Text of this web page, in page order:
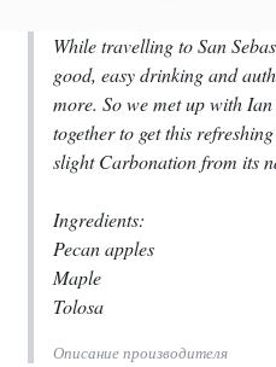
While travelling to San
good, easy drinking and
more. So we met up with
together to get this
slight Carbonation from its
Ingredients:
Pecan apples
Maple
Tolosa
Описание производителя